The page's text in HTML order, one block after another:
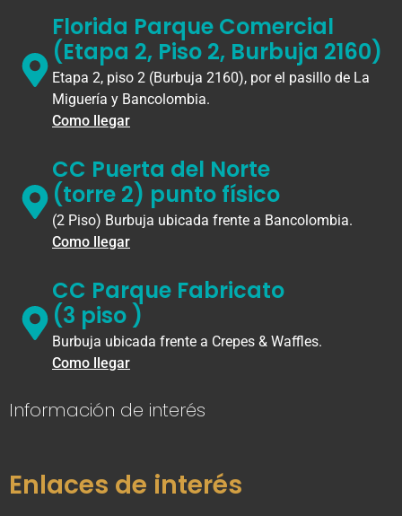
Florida Parque Comercial
(Etapa 2, Piso 2, Burbuja 2160)
Etapa 2, piso 2 (Burbuja 2160), por el pasillo de La
Miguería y Bancolombia.
Como llegar
CC Puerta del Norte
(torre 2) punto físico
(2 Piso) Burbuja ubicada frente a Bancolombia.
Como llegar
CC Parque Fabricato
(3 piso )
Burbuja ubicada frente a Crepes & Waffles.
Como llegar
Información de interés
Enlaces de interés